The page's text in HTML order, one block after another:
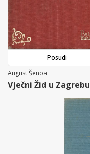
Posudi
August Šenoa
Vječni Žid u Zagrebu